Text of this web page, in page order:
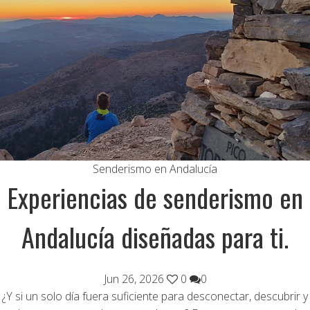
Senderismo en Andalucía
Experiencias de senderismo en
Andalucía diseñadas para ti.
Jun 26, 2026 0
0
¿Y si un solo día fuera suficiente para desconectar, descubrir y